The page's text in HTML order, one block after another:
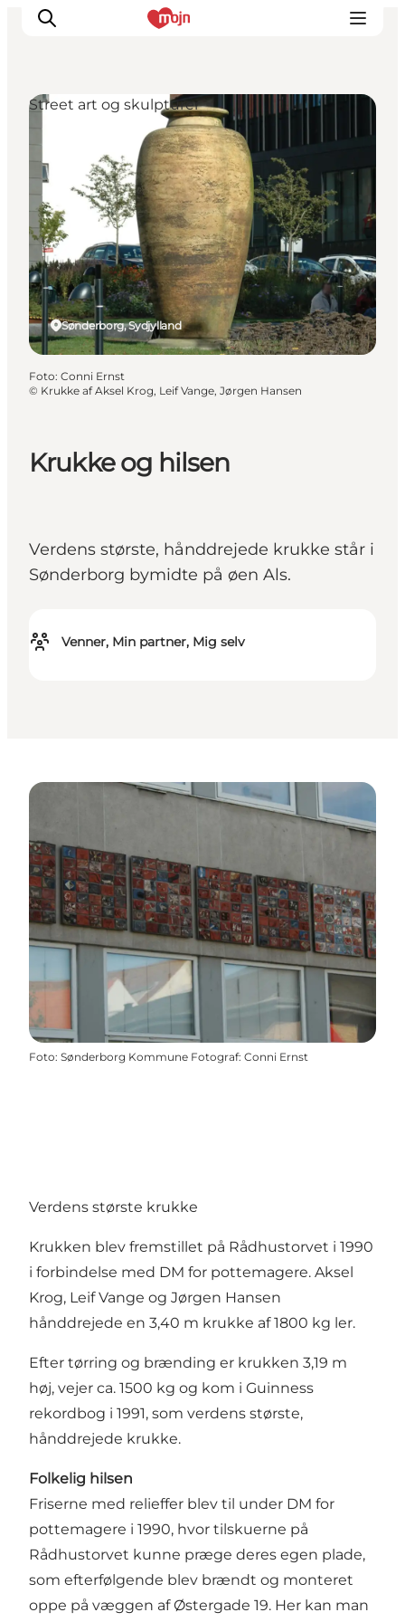
Oplevelser
Byer & Steder
Det sker
Overnatning
Planlæg din ferie
Booking
Krukke og hilsen
Verdens største, hånddrejede krukke står i
Sønderborg bymidte på øen Als.
Venner, Min partner, Mig selv
Sønderborg, Sydjylland
Street art og skulpturer
Foto: Conni Ernst
© Krukke af Aksel Krog, Leif Vange, Jørgen Hansen
Foto: Sønderborg Kommune Fotograf: Conni Ernst
Verdens største krukke
Krukken blev fremstillet på Rådhustorvet i 1990
i forbindelse med DM for pottemagere. Aksel
Krog, Leif Vange og Jørgen Hansen
hånddrejede en 3,40 m krukke af 1800 kg ler.
Efter tørring og brænding er krukken 3,19 m
høj, vejer ca. 1500 kg og kom i Guinness
rekordbog i 1991, som verdens største,
hånddrejede krukke.
Folkelig hilsen
Friserne med relieffer blev til under DM for
pottemagere i 1990, hvor tilskuerne på
Rådhustorvet kunne præge deres egen plade,
som efterfølgende blev brændt og monteret
oppe på væggen af Østergade 19. Her kan man